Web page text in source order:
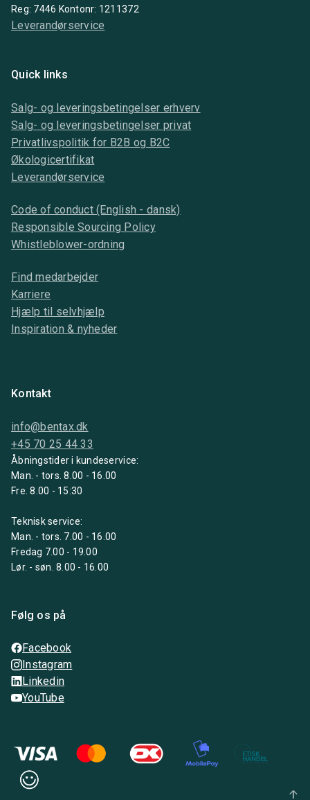
Reg: 7446 Kontonr: 1211372
Leverandørservice
Quick links
Salg- og leveringsbetingelser erhverv
Salg- og leveringsbetingelser privat
Privatlivspolitik for B2B og B2C
Økologicertifikat
Leverandørservice
Code of conduct (English - dansk)
Responsible Sourcing Policy
Whistleblower-ordning
Find medarbejder
Karriere
Hjælp til selvhjælp
Inspiration & nyheder
Kontakt
info@bentax.dk
+45 70 25 44 33
Åbningstider i kundeservice:
Man. - tors. 8.00 - 16.00
Fre. 8.00 - 15:30
Teknisk service:
Man. - tors. 7.00 - 16.00
Fredag 7.00 - 19.00
Lør. - søn. 8.00 - 16.00
Følg os på
Facebook
Instagram
Linkedin
YouTube
arrow_upward_alt